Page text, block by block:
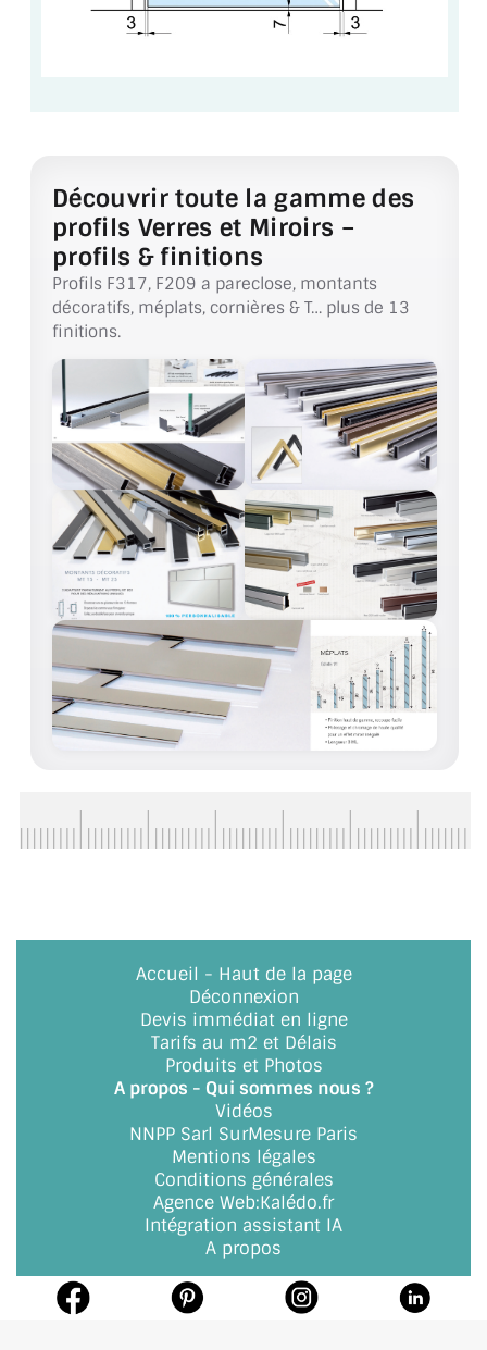
COMPTE PRO
NOUS TROUVER - BUC 78
NOUS CONTACTER
Découvrir toute la gamme des
profils Verres et Miroirs –
profils & finitions
Profils F317, F209 a pareclose, montants
décoratifs, méplats, cornières & T… plus de 13
finitions.
Accueil - Haut de la page
Déconnexion
Devis immédiat en ligne
Tarifs au m2 et Délais
Produits et Photos
A propos - Qui sommes nous ?
Vidéos
NNPP Sarl SurMesure Paris
Mentions légales
Conditions générales
Agence Web:Kalédo.fr
Intégration assistant IA
A propos